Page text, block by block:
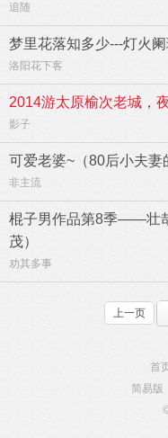
追随
梦里花落知多少---灯火
洛阳花下客
2014游太原榆次老城，
影子
可爱老婆~（80后小夫妻
非主流
棍子男作品第8季——壮
茂）
劝其多事
上一页
首
简易版